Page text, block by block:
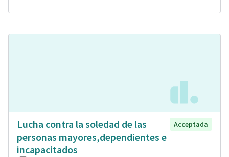
Lucha contra la soledad de las
personas mayores,dependientes e
incapacitados
Acceptada